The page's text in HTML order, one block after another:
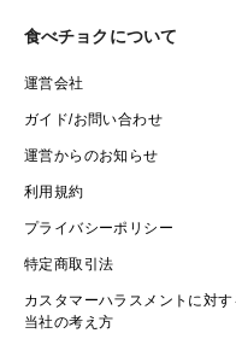
食べチョクについて
運営会社
ガイド/お問い合わせ
運営からのお知らせ
利用規約
プライバシーポリシー
特定商取引法
カスタマーハラスメントに対す
当社の考え方